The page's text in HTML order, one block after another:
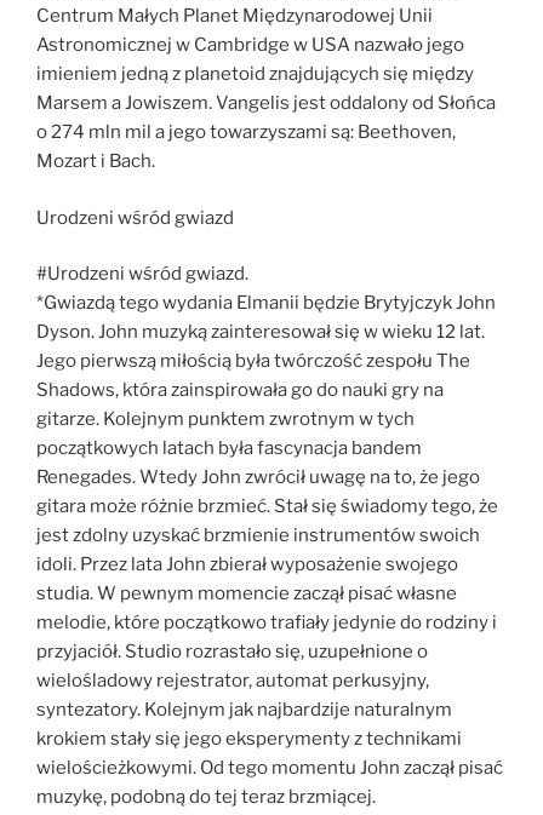
Centrum Małych Planet Międzynarodowej Unii
Astronomicznej w Cambridge w USA nazwało jego
imieniem jedną z planetoid znajdujących się między
Marsem a Jowiszem. Vangelis jest oddalony od Słońca
o 274 mln mil a jego towarzyszami są: Beethoven,
Mozart i Bach.
Urodzeni wśród gwiazd
#Urodzeni wśród gwiazd.
*Gwiazdą tego wydania Elmanii będzie Brytyjczyk John
Dyson. John muzyką zainteresował się w wieku 12 lat.
Jego pierwszą miłością była twórczość zespołu The
Shadows, która zainspirowała go do nauki gry na
gitarze. Kolejnym punktem zwrotnym w tych
początkowych latach była fascynacja bandem
Renegades. Wtedy John zwrócił uwagę na to, że jego
gitara może różnie brzmieć. Stał się świadomy tego, że
jest zdolny uzyskać brzmienie instrumentów swoich
idoli. Przez lata John zbierał wyposażenie swojego
studia. W pewnym momencie zaczął pisać własne
melodie, które początkowo trafiały jedynie do rodziny i
przyjaciół. Studio rozrastało się, uzupełnione o
wielośladowy rejestrator, automat perkusyjny,
syntezatory. Kolejnym jak najbardzije naturalnym
krokiem stały się jego eksperymenty z technikami
wielościeżkowymi. Od tego momentu John zaczął pisać
muzykę, podobną do tej teraz brzmiącej.